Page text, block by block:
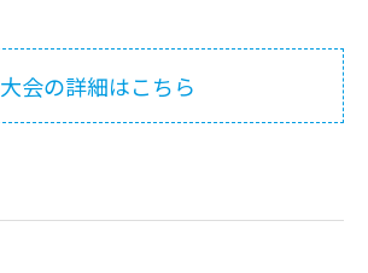
大会の詳細はこちら